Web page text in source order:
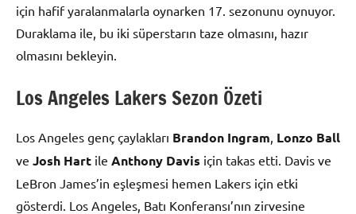
için hafif yaralanmalarla oynarken 17. sezonunu oynuyor.
Duraklama ile, bu iki süperstarın taze olmasını, hazır
olmasını bekleyin.
Los Angeles Lakers Sezon Özeti
Los Angeles genç çaylakları Brandon Ingram Lonzo Ball
ve Josh Hart ile Anthony Davis için takas etti. Davis ve
LeBron James’in eşleşmesi hemen Lakers için etki
gösterdi. Los Angeles, Batı Konferansı’nın zirvesine